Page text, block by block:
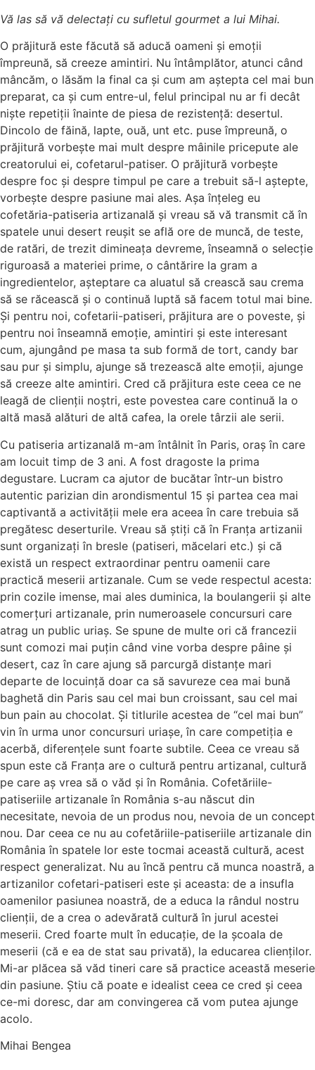
Vă las să vă delectați cu sufletul gourmet a lui Mihai.
O prăjitură este făcută să aducă oameni și emoții
împreună, să creeze amintiri. Nu întâmplător, atunci când
mâncăm, o lăsăm la final ca și cum am aștepta cel mai bun
preparat, ca și cum entre-ul, felul principal nu ar fi decât
niște repetiții înainte de piesa de rezistență: desertul.
Dincolo de făină, lapte, ouă, unt etc. puse împreună, o
prăjitură vorbește mai mult despre mâinile pricepute ale
creatorului ei, cofetarul-patiser. O prăjitură vorbește
despre foc și despre timpul pe care a trebuit să-l aștepte,
vorbește despre pasiune mai ales. Așa înțeleg eu
cofetăria-patiseria artizanală și vreau să vă transmit că în
spatele unui desert reușit se află ore de muncă, de teste,
de ratări, de trezit dimineața devreme, înseamnă o selecție
riguroasă a materiei prime, o cântărire la gram a
ingredientelor, așteptare ca aluatul să crească sau crema
să se răcească și o continuă luptă să facem totul mai bine.
Și pentru noi, cofetarii-patiseri, prăjitura are o poveste, și
pentru noi înseamnă emoție, amintiri și este interesant
cum, ajungând pe masa ta sub formă de tort, candy bar
sau pur și simplu, ajunge să trezească alte emoții, ajunge
să creeze alte amintiri. Cred că prăjitura este ceea ce ne
leagă de clienții noștri, este povestea care continuă la o
altă masă alături de altă cafea, la orele târzii ale serii.
Cu patiseria artizanală m-am întâlnit în Paris, oraș în care
am locuit timp de 3 ani. A fost dragoste la prima
degustare. Lucram ca ajutor de bucătar într-un bistro
autentic parizian din arondismentul 15 și partea cea mai
captivantă a activității mele era aceea în care trebuia să
pregătesc deserturile. Vreau să știți că în Franța artizanii
sunt organizați în bresle (patiseri, măcelari etc.) și că
există un respect extraordinar pentru oamenii care
practică meserii artizanale. Cum se vede respectul acesta:
prin cozile imense, mai ales duminica, la boulangerii și alte
comerțuri artizanale, prin numeroasele concursuri care
atrag un public uriaș. Se spune de multe ori că francezii
sunt comozi mai puțin când vine vorba despre pâine și
desert, caz în care ajung să parcurgă distanțe mari
departe de locuință doar ca să savureze cea mai bună
baghetă din Paris sau cel mai bun croissant, sau cel mai
bun pain au chocolat. Și titlurile acestea de “cel mai bun”
vin în urma unor concursuri uriașe, în care competiția e
acerbă, diferențele sunt foarte subtile. Ceea ce vreau să
spun este că Franța are o cultură pentru artizanal, cultură
pe care aș vrea să o văd și în România. Cofetăriile-
patiseriile artizanale în România s-au născut din
necesitate, nevoia de un produs nou, nevoia de un concept
nou. Dar ceea ce nu au cofetăriile-patiseriile artizanale din
România în spatele lor este tocmai această cultură, acest
respect generalizat. Nu au încă pentru că munca noastră, a
artizanilor cofetari-patiseri este și aceasta: de a insufla
oamenilor pasiunea noastră, de a educa la rândul nostru
clienții, de a crea o adevărată cultură în jurul acestei
meserii. Cred foarte mult în educație, de la şcoala de
meserii (că e ea de stat sau privată), la educarea clienților.
Mi-ar plăcea să văd tineri care să practice această meserie
din pasiune. Știu că poate e idealist ceea ce cred și ceea
ce-mi doresc, dar am convingerea că vom putea ajunge
acolo.
Mihai Bengea